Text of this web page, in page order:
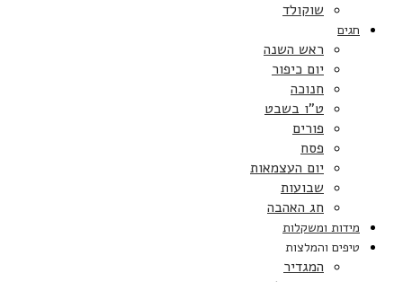
שוקולד
חגים
ראש השנה
יום כיפור
חנוכה
ט”ו בשבט
פורים
פסח
יום העצמאות
שבועות
חג האהבה
מידות ומשקלות
טיפים והמלצות
המגדיר